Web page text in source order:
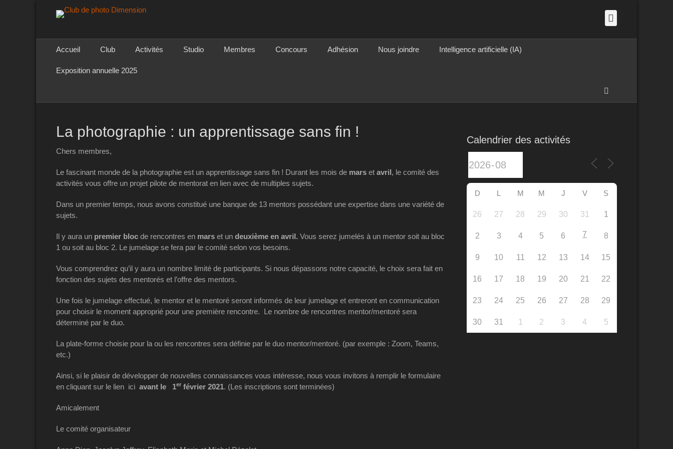
Club de photo Dimension
Menu principal
contenu
Accueil Club Activités Studio Membres Concours Adhésion Nous joindre Intelligence artificielle (IA)
Exposition annuelle 2025
La photographie : un apprentissage sans fin !
Chers membres,
Le fascinant monde de la photographie est un apprentissage sans fin ! Durant les mois de mars et avril, le comité des
activités vous offre un projet pilote de mentorat en lien avec de multiples sujets.
Dans un premier temps, nous avons constitué une banque de 13 mentors possédant une expertise dans une variété de
sujets.
Il y aura un premier bloc de rencontres en mars et un deuxième en avril. Vous serez jumelés à un mentor soit au bloc
1 ou soit au bloc 2. Le jumelage se fera par le comité selon vos besoins.
Vous comprendrez qu’il y aura un nombre limité de participants. Si nous dépassons notre capacité, le choix sera fait en
fonction des sujets des mentorés et l’offre des mentors.
Une fois le jumelage effectué, le mentor et le mentoré seront informés de leur jumelage et entreront en communication
pour choisir le moment approprié pour une première rencontre. Le nombre de rencontres mentor/mentoré sera
déterminé par le duo.
La plate-forme choisie pour la ou les rencontres sera définie par le duo mentor/mentoré. (par exemple : Zoom, Teams,
etc.)
Ainsi, si le plaisir de développer de nouvelles connaissances vous intéresse, nous vous invitons à remplir le formulaire
en cliquant sur le lien ici avant le 1er février 2021. (Les inscriptions sont terminées)
Amicalement
Le comité organisateur
Calendrier des activités
D L M M J V S
26 27 28 29 30 31 1
2 3 4 5 6 7 8
9 10 11 12 13 14 15
16 17 18 19 20 21 22
23 24 25 26 27 28 29
30 31 1 2 3 4 5